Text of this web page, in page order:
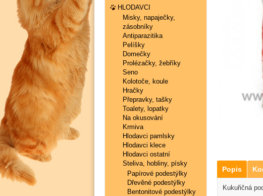
HLODAVCI
Misky, napaječky,
zásobníky
Antiparazitika
Pelíšky
Domečky
Prolézačky, žebříky
Seno
Kolotoče, koule
Hračky
Přepravky, tašky
Toalety, lopatky
Na okusování
Krmiva
Hlodavci pamlsky
Hlodavci klece
Hlodavci ostatní
Steliva, hobliny, písky
Papírové podestýlky
Dřevěné podestýlky
Bentonitové podestýlky
Popis
Kukuřičná